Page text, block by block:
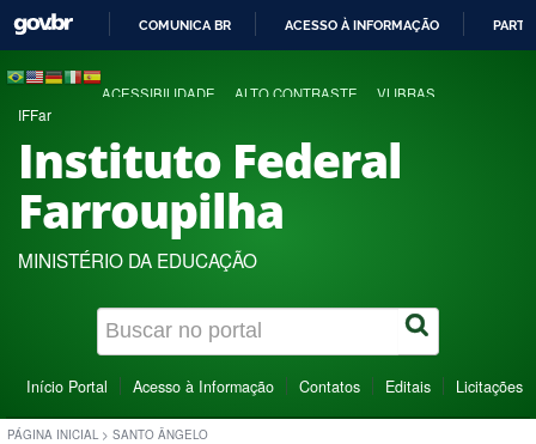
COMUNICA BR ACESSO À INFORMAÇÃO
ACESSIBILIDADE ALTO CONTRASTE VLIBRAS
IFFar
Instituto Federal
Farroupilha
MINISTÉRIO DA EDUCAÇÃO
Início Portal Acesso à Informação Contatos Editais Licitações
PÁGINA INICIAL > SANTO ÂNGELO